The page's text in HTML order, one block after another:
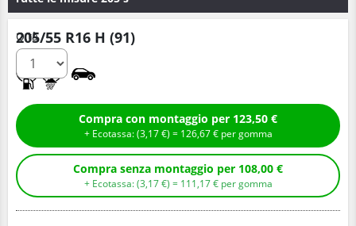
205/55 R16 H (91)
Q.tà
Compra con montaggio per 123,50 €
+ Ecotassa: (3,17€ ) = 126,67€ per gomma
Compra senza montaggio per 108,00 €
+ Ecotassa: (3,17€ ) = 111,17€ per gomma